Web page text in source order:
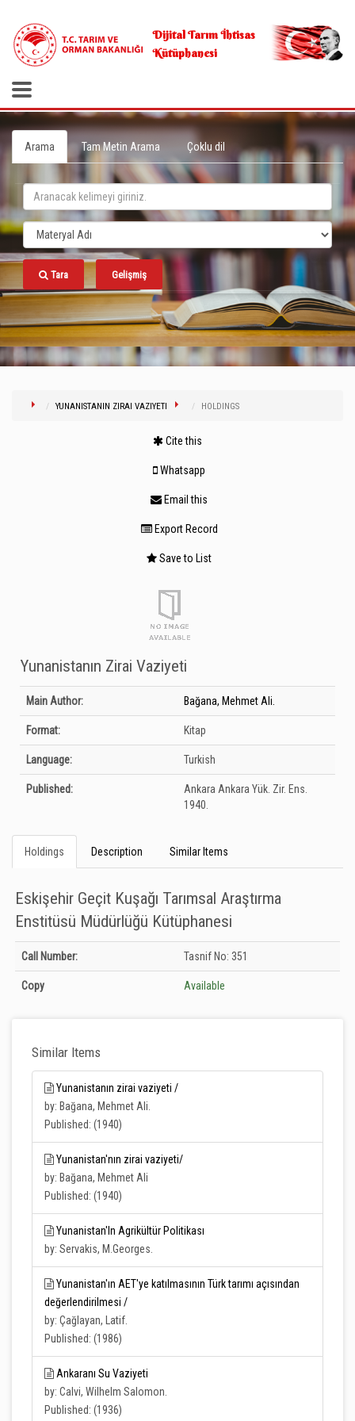
Dijital Tarım İhtisas
Kütüphanesi
Arama Tam Metin Arama Çoklu dil
Tara Gelişmiş
YUNANISTANIN ZIRAI VAZIYETI HOLDINGS
Cite this
Whatsapp
Email this
Export Record
Save to List
Yunanistanın Zirai Vaziyeti
Bibliographic Details
Main Author: Bağana, Mehmet Ali.
Format: Kitap
Language: Turkish
Published: Ankara Ankara Yük. Zir. Ens.
1940.
Holdings Description Similar Items
Eskişehir Geçit Kuşağı Tarımsal Araştırma
Enstitüsü Müdürlüğü Kütüphanesi
Holdings details from Eskişehir Geçit Kuşağı Tarımsal Araştırma Enstitüsü
Müdürlüğü Kütüphanesi: Unknown
Call Number: Tasnif No: 351
Copy Available
Similar Items
Yunanistanın zirai vaziyeti /
by: Bağana, Mehmet Ali.
Published: (1940)
Yunanistan'nın zirai vaziyeti/
by: Bağana, Mehmet Ali
Published: (1940)
Yunanistan'In Agrikültür Politikası
by: Servakis, M.Georges.
Yunanistan'ın AET'ye katılmasının Türk tarımı açısından
değerlendirilmesi /
by: Çağlayan, Latif.
Published: (1986)
Ankaranı Su Vaziyeti
by: Calvi, Wilhelm Salomon.
Published: (1936)